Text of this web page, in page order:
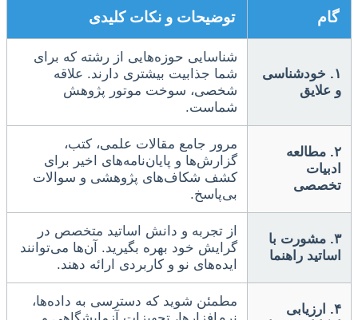
گام توضیحات و نکات کلیدی
۱. خودشناسی
و علایق
شناسایی حوزه‌هایی از رشته که برای
شما جذابیت بیشتری دارند. علاقه
شخصی، سوخت موتور پژوهش
شماست.
۲. مطالعه
ادبیات
تخصصی
مرور جامع مقالات علمی، کتب،
گزارش‌ها و پایان‌نامه‌های اخیر برای
کشف شکاف‌های پژوهشی و سوالات
بی‌پاسخ.
۳. مشورت با
اساتید راهنما
از تجربه و دانش اساتید متخصص در
گرایش خود بهره بگیرید. آن‌ها می‌توانند
ایده‌های نو و کاربردی ارائه دهند.
۴. ارزیابی
مطمئن شوید که دسترسی به داده‌ها،